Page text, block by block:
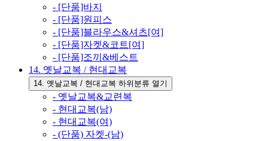
- [단품]바지
- [단품]원피스
- [단품]블라우스&셔츠[여]
- [단품]자켓&코트[여]
- [단품]조끼&베스트
14. 옛날교복 / 현대교복
14. 옛날교복 / 현대교복 하위분류 열기
- 옛날교복&교련복
- 현대교복(남)
- 현대교복(여)
- (단품) 자켓-(남)